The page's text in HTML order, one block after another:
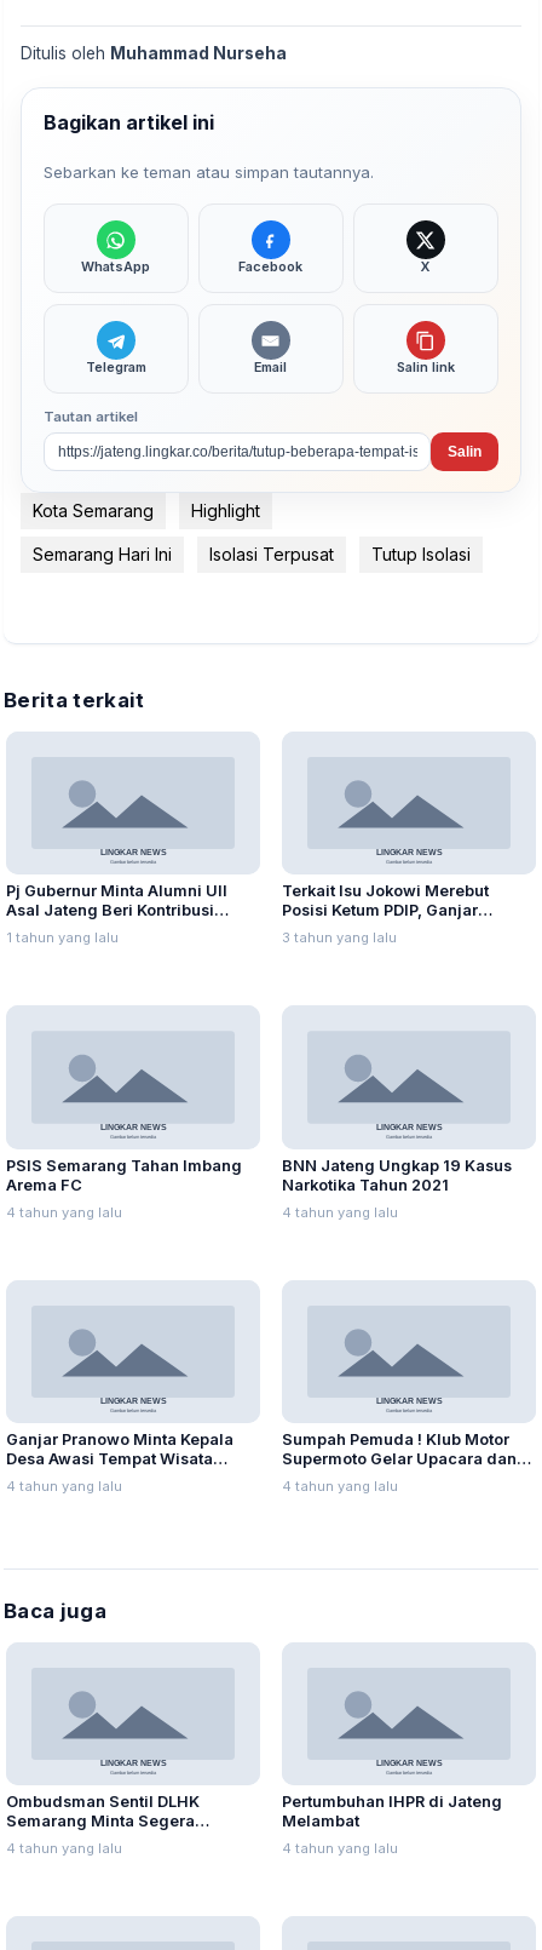
Ditulis oleh Muhammad Nurseha
Bagikan artikel ini
Sebarkan ke teman atau simpan tautannya.
WhatsApp Facebook X
Telegram Email Salin link
Tautan artikel
Salin
Kota Semarang Highlight
Semarang Hari Ini Isolasi Terpusat Tutup Isolasi
Berita terkait
Pj Gubernur Minta Alumni UII
Asal Jateng Beri Kontribusi
dalam Pembangunan Daerah
1 tahun yang lalu
Terkait Isu Jokowi Merebut
Posisi Ketum PDIP, Ganjar
Pranowo: Ada Adu Domba
3 tahun yang lalu
PSIS Semarang Tahan Imbang
Arema FC
4 tahun yang lalu
BNN Jateng Ungkap 19 Kasus
Narkotika Tahun 2021
4 tahun yang lalu
Ganjar Pranowo Minta Kepala
Desa Awasi Tempat Wisata
Selama Nataru
4 tahun yang lalu
Sumpah Pemuda ! Klub Motor
Supermoto Gelar Upacara dan
Tabur Benih Ikan
4 tahun yang lalu
Baca juga
Ombudsman Sentil DLHK
Semarang Minta Segera
Perbaiki Pengelolaan Limbah
Vaksinasi
4 tahun yang lalu
Pertumbuhan IHPR di Jateng
Melambat
4 tahun yang lalu